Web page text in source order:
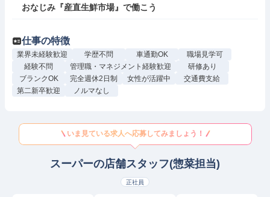
おなじみ『産直生鮮市場』で働こう
仕事の特徴
業界未経験歓迎 学歴不問 車通勤OK
職場見学可
経験不問
管理職・マネジメント経験歓迎
研修あり
ブランクOK
完全週休2日制 女性が活躍中
交通費支給
第二新卒歓迎
ノルマなし
いま見ている求人へ応募してみましょう！
スーパーの店舗スタッフ(惣菜担当)
正社員